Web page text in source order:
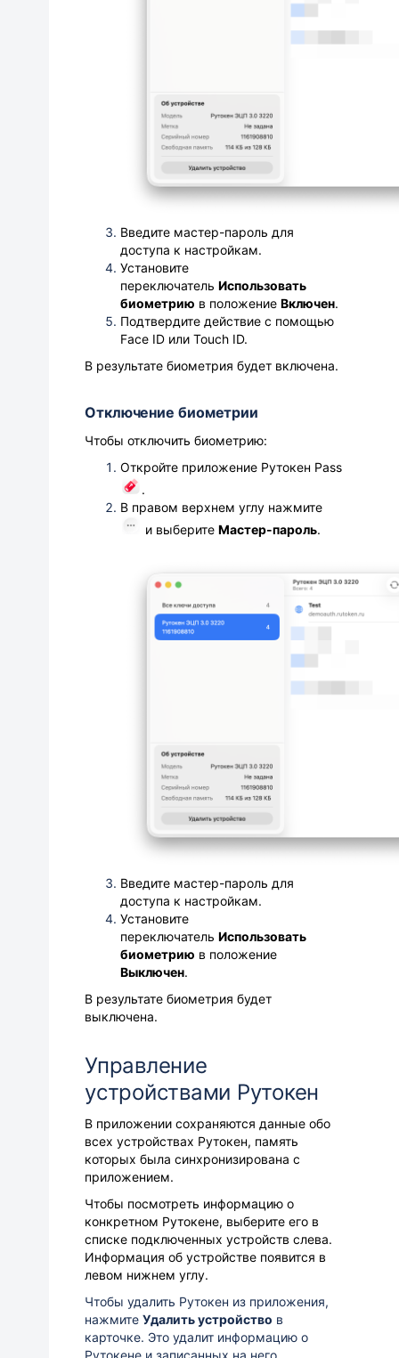
Введите мастер-пароль для
доступа к настройкам.
Установите
переключатель Использовать
биометрию в положение Включен.
Подтвердите действие с помощью
Face ID или Touch ID.
В результате биометрия будет включена.
Отключение биометрии
Чтобы отключить биометрию:
Откройте приложение Рутокен Pass
.
В правом верхнем углу нажмите
и выберите Мастер-пароль.
Введите мастер-пароль для
доступа к настройкам.
Установите
переключатель Использовать
биометрию в положение
Выключен.
В результате биометрия будет
выключена.
Управление
устройствами Рутокен
В приложении сохраняются данные обо
всех устройствах Рутокен, память
которых была синхронизирована с
приложением.
Чтобы посмотреть информацию о
конкретном Рутокене, выберите его в
списке подключенных устройств слева.
Информация об устройстве появится в
левом нижнем углу.
Чтобы удалить Рутокен из приложения,
нажмите Удалить устройство в
карточке. Это удалит информацию о
Рутокене и записанных на него